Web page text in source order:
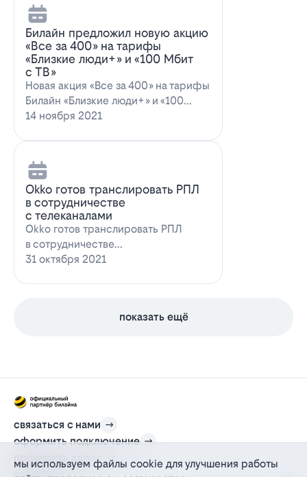
Билайн предложил новую акцию
«Все за 400» на тарифы
«Близкие люди+» и «100 Мбит
с ТВ»
Новая акция «Все за 400» на тарифы
Билайн «Близкие люди+» и «100
Мбит…
14 ноября 2021
Оkko готов транслировать РПЛ
в сотрудничестве
с телеканалами
Оkko готов транслировать РПЛ
в сотрудничестве
с каналамиВидеосервис Okko
31 октября 2021
показать ещё
связаться с нами
оформить подключение
проверить адрес
для дома
мы используем файлы cookie для улучшения работы